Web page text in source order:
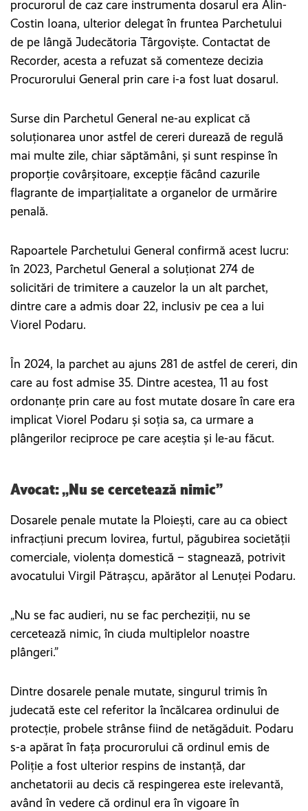
procurorul de caz care instrumenta dosarul era Alin-
Costin Ioana, ulterior delegat în fruntea Parchetului
de pe lângă Judecătoria Târgoviște. Contactat de
Recorder, acesta a refuzat să comenteze decizia
Procurorului General prin care i-a fost luat dosarul.
Surse din Parchetul General ne-au explicat că
soluționarea unor astfel de cereri durează de regulă
mai multe zile, chiar săptămâni, și sunt respinse în
proporție covârșitoare, excepție făcând cazurile
flagrante de imparțialitate a organelor de urmărire
penală.
Rapoartele Parchetului General confirmă acest lucru:
în 2023, Parchetul General a soluționat 274 de
solicitări de trimitere a cauzelor la un alt parchet,
dintre care a admis doar 22, inclusiv pe cea a lui
Viorel Podaru.
În 2024, la parchet au ajuns 281 de astfel de cereri, din
care au fost admise 35. Dintre acestea, 11 au fost
ordonanțe prin care au fost mutate dosare în care era
implicat Viorel Podaru și soția sa, ca urmare a
plângerilor reciproce pe care aceștia și le-au făcut.
Avocat: „Nu se cercetează nimic”
Dosarele penale mutate la Ploiești, care au ca obiect
infracțiuni precum lovirea, furtul, păgubirea societății
comerciale, violența domestică – stagnează, potrivit
avocatului Virgil Pătrașcu, apărător al Lenuței Podaru.
„Nu se fac audieri, nu se fac percheziții, nu se
cercetează nimic, în ciuda multiplelor noastre
plângeri.”
Dintre dosarele penale mutate, singurul trimis în
judecată este cel referitor la încălcarea ordinului de
protecție, probele strânse fiind de netăgăduit. Podaru
s-a apărat în fața procurorului că ordinul emis de
Poliție a fost ulterior respins de instanță, dar
anchetatorii au decis că respingerea este irelevantă,
având în vedere că ordinul era în vigoare în